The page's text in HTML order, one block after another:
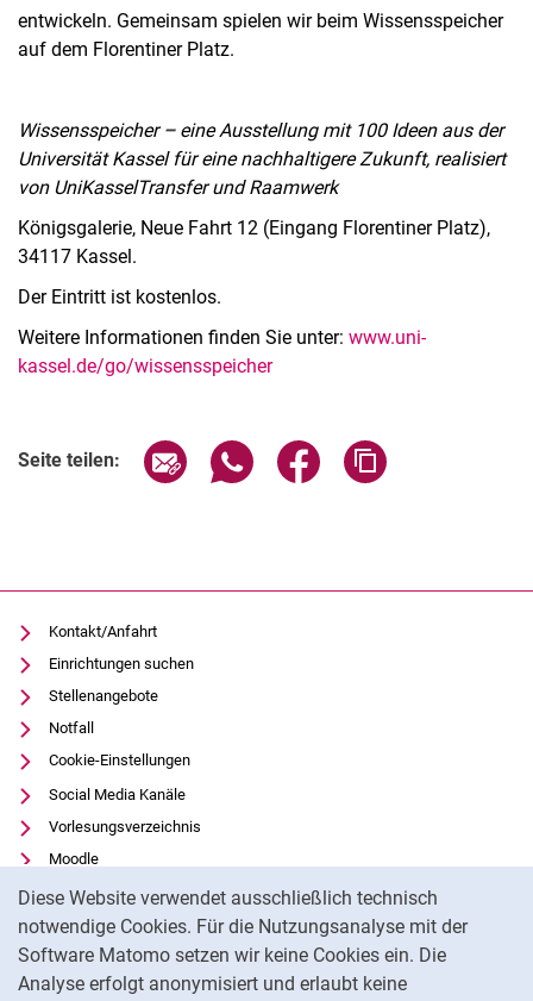
Diese Website verwendet ausschließlich technisch
notwendige Cookies. Für die Nutzungsanalyse mit der
Software Matomo setzen wir keine Cookies ein. Die
Analyse erfolgt anonymisiert und erlaubt keine
entwickeln. Gemeinsam spielen wir beim Wissensspeicher
auf dem Florentiner Platz.
Wissensspeicher– eine Ausstellung mit 100 Ideen aus der
Universität Kassel für eine nachhaltigere Zukunft, realisiert
von UniKasselTransfer und Raamwerk
Königsgalerie, Neue Fahrt 12 (Eingang Florentiner Platz),
34117 Kassel.
Der Eintritt ist kostenlos.
Weitere Informationen finden Sie unter: www.uni-
kassel.de/go/wissensspeicher
Seite teilen: Seite über E-Mail teilen
Seite über WhatsApp teilen
Seite über Facebook
Kontakt/Anfahrt
Einrichtungen suchen
Stellenangebote
Notfall
Cookie-Einstellungen
Social Media Kanäle
Vorlesungsverzeichnis
Moodle
Panopto
Universitätsbibliothek
Datenschutz
Barrierefreiheit